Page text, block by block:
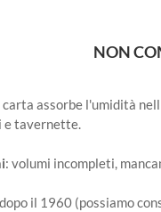
NON
carta assorbe l'umidità
e tavernette.
: volumi incompleti,
il 1960 (possiamo